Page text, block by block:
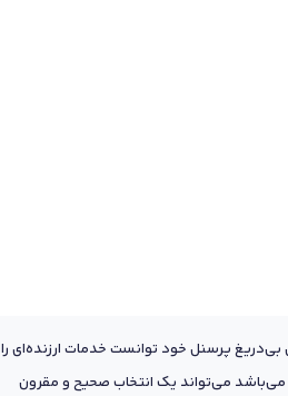
تلاش بی‌دریغ پرسنل خود توانست خدمات ارزنده‌ای را
می‌تواند یک انتخاب صحیح و مقرون